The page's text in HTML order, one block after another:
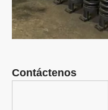
Contáctenos